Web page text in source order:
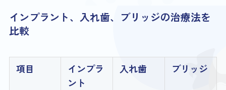
インプラント、入れ歯、ブリッジの治療法を
比較
項目
インプラ
ント
入れ歯 ブリッジ